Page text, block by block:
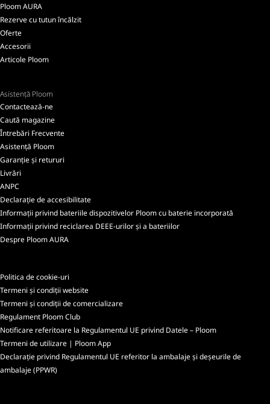
Ploom AURA
Rezerve cu tutun încălzit
Oferte
Accesorii
Articole Ploom
Asistență Ploom
Contactează-ne
Caută magazine
Întrebări Frecvente
Asistență Ploom
Garanție și retururi
Livrări
ANPC
Declarație de accesibilitate
Informații privind bateriile dispozitivelor Ploom cu baterie incorporată
Informații privind reciclarea DEEE-urilor și a bateriilor
Despre Ploom AURA
Politica de cookie-uri
Termeni și condiții website
Termeni și condiții de comercializare
Regulament Ploom Club
Notificare referitoare la Regulamentul UE privind Datele – Ploom
Termeni de utilizare | Ploom App
Declarație privind Regulamentul UE referitor la ambalaje și deșeurile de
ambalaje (PPWR)